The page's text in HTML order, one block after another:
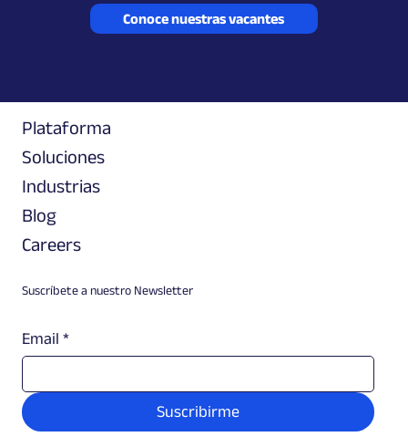
Conoce nuestras vacantes
Plataforma
Soluciones
Industrias
Blog
Careers
Suscríbete a nuestro Newsletter
Email *
Suscribirme